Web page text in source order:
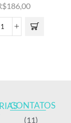
186,00
CONTATOS
(11)